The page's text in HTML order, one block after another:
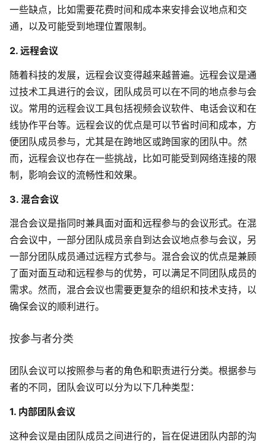
一些缺点，比如需要花费时间和成本来安排会议地点和交
通，以及可能受到地理位置限制。
2. 远程会议
随着科技的发展，远程会议变得越来越普遍。远程会议是通
过技术工具进行的会议，团队成员可以在不同的地点参与会
议。常用的远程会议工具包括视频会议软件、电话会议和在
线协作平台等。远程会议的优点是可以节省时间和成本，方
便团队成员参与，尤其是在跨地区或跨国家的团队中。然
而，远程会议也存在一些挑战，比如可能受到网络连接的限
制，影响会议的流畅性和效果。
3. 混合会议
混合会议是指同时兼具面对面和远程参与的会议形式。在混
合会议中，一部分团队成员亲自到达会议地点参与会议，另
一部分团队成员通过远程方式参与。混合会议的优点是兼顾
了面对面互动和远程参与的优势，可以满足不同团队成员的
需求。然而，混合会议也需要更复杂的组织和技术支持，以
确保会议的顺利进行。
按参与者分类
团队会议可以按照参与者的角色和职责进行分类。根据参与
者的不同，团队会议可以分为以下几种类型：
1. 内部团队会议
这种会议是由团队成员之间进行的，旨在促进团队内部的沟